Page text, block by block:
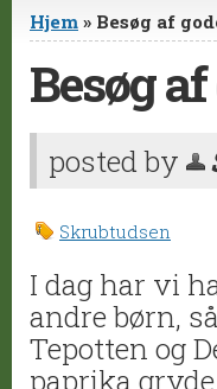
Du er her
Hjem » Besøg af
Besøg
posted by
Skrubtudsen
I dag har vi
andre børn,
Tepotten og
paprika